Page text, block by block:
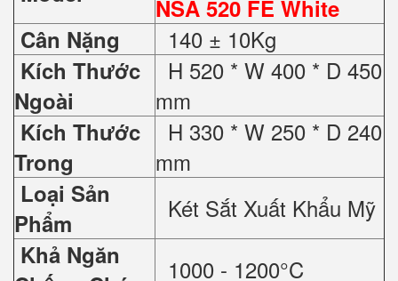
NSA 520 FE White
Cân Nặng
140 ± 10Kg
Kích Thước
Ngoài
H 520 * W 400 * D 450
mm
Kích Thước
Trong
H 330 * W 250 * D 240
mm
Loại Sản
Phẩm
Két Sắt Xuất Khẩu Mỹ
Khả Ngăn
1000 - 1200°C